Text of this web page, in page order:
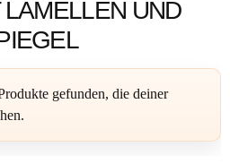
UND
gefunden, die deiner